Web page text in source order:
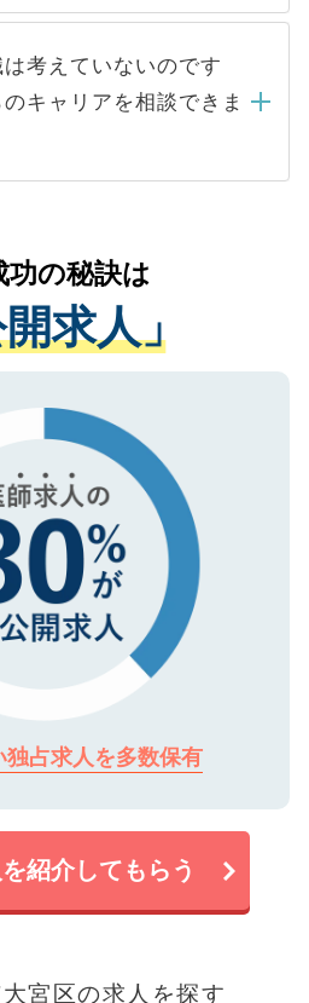
うと、応募が殺到する場
求める条件に合った人材の
社に依頼するケースが増え
はありません。内定先へ
キャリアパートナーが行い
することはありませんの
さい。当サイトからの登録
ご登録者様の個人情報は、
アアップおよび転職活動の
用いたします。お預かりし
人データはご本人の許可
取り扱いについての厳密な
した事業者のみに付与され
ーマークを取得済みです。
関してもご安心ください。
考えていないのです
キャリアを相談できま
在の医療機関の状況や紹介
がら、適切なアドバイスを
ます。すぐにご転職をされ
期的なサポートが可能です
録ください。
功の秘訣は
求人」
独占求人を多数保有
紹介してもらう
宮区の求人を探す